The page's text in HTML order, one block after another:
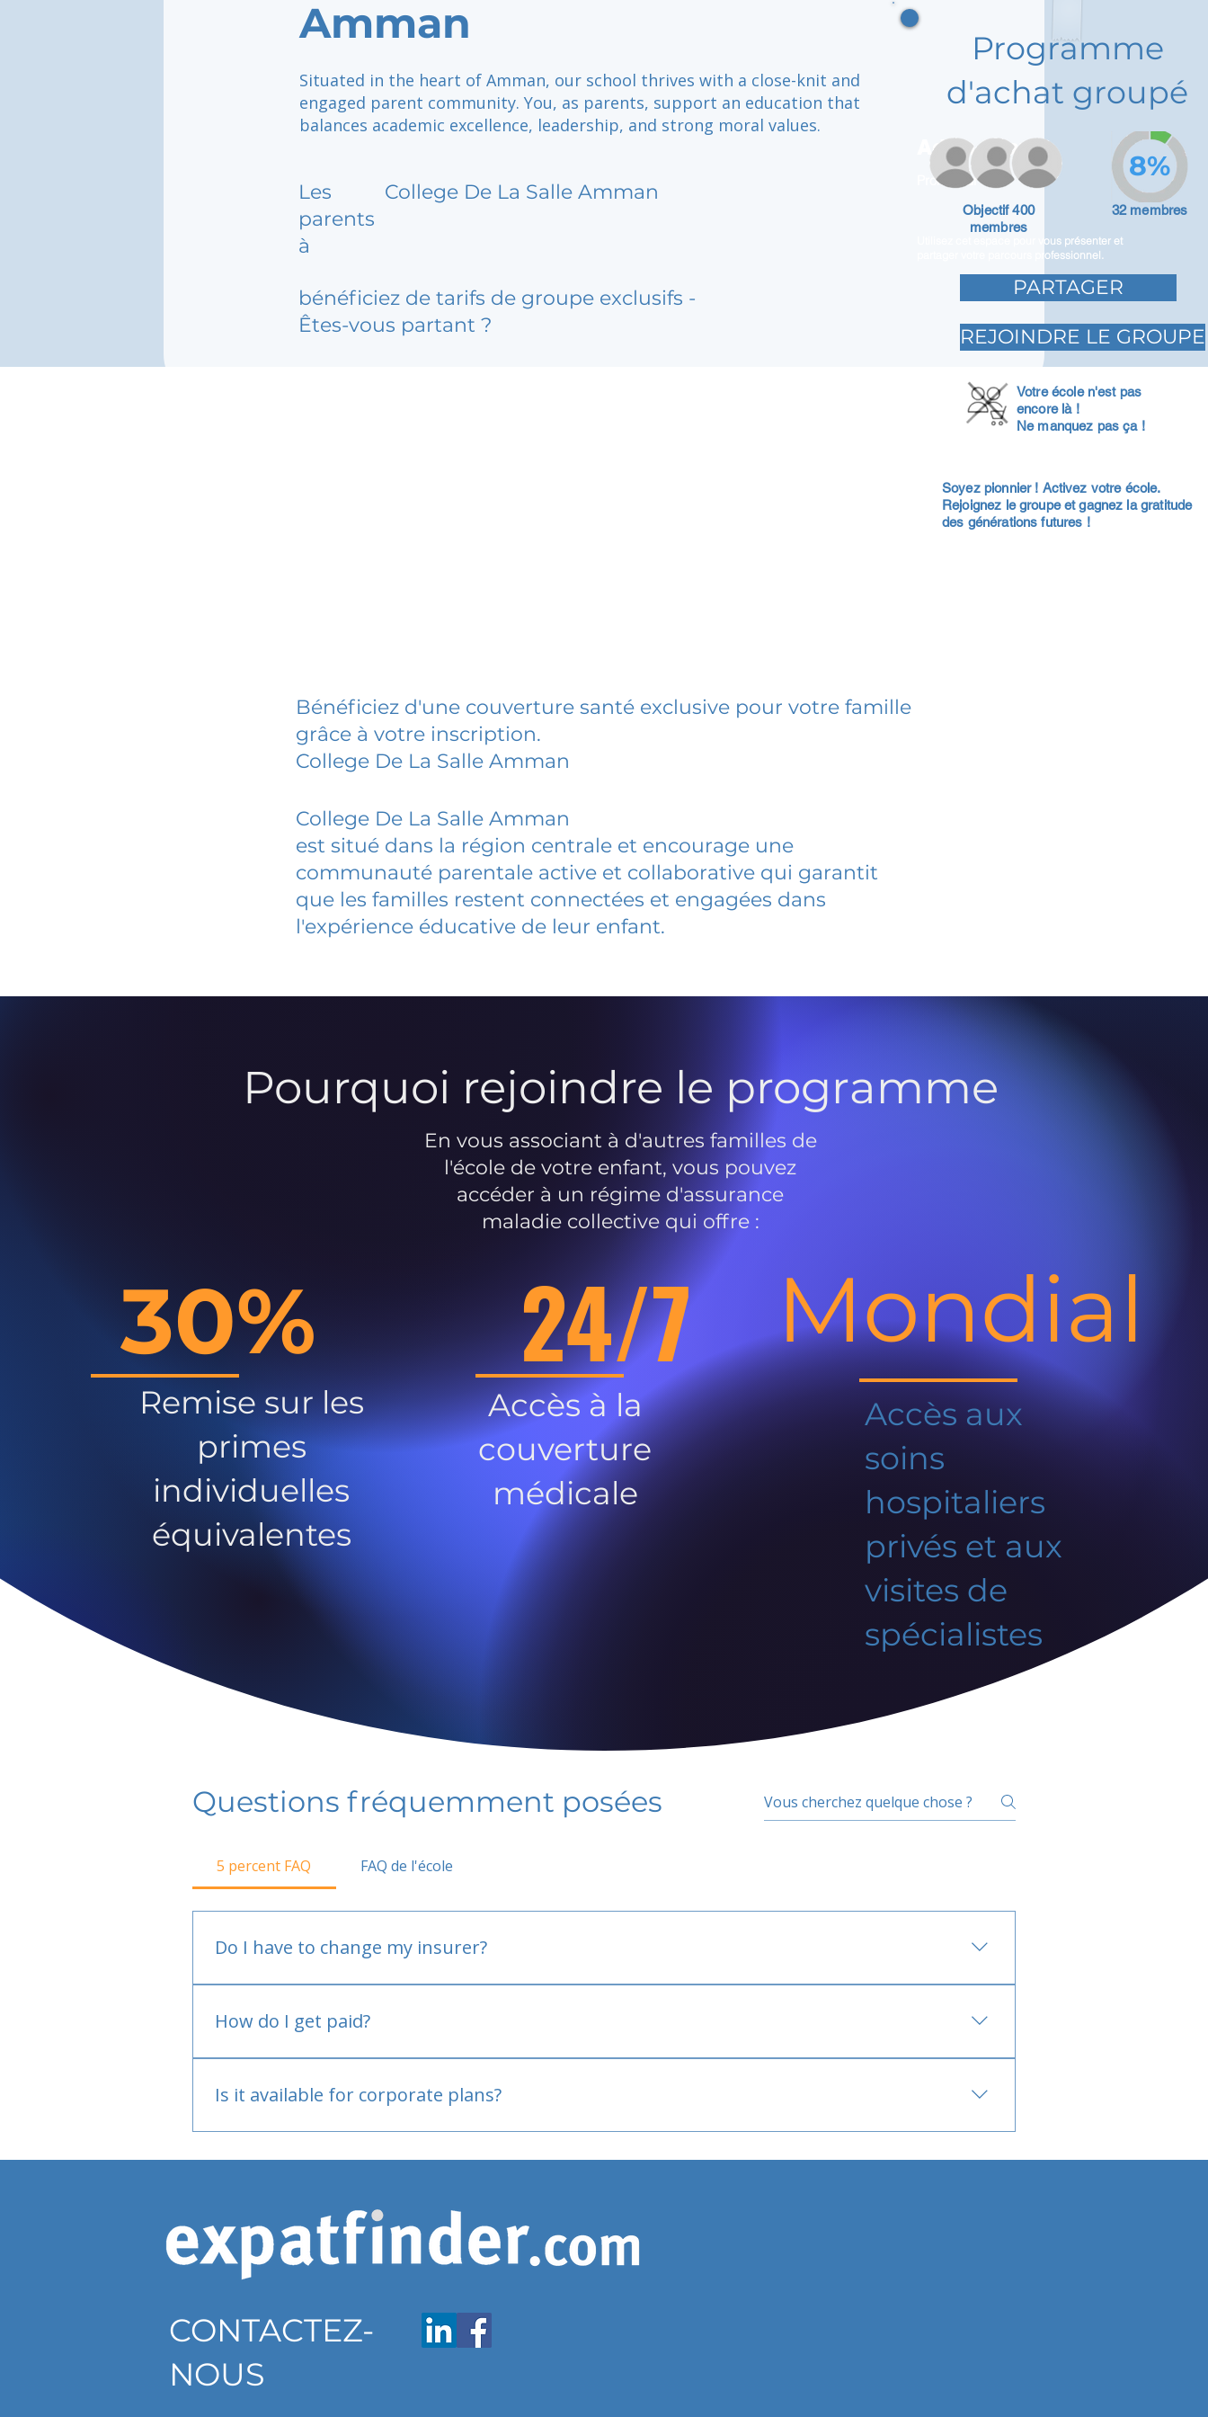
Amman
Situated in the heart of Amman, our school thrives with a close-knit and
engaged parent community. You, as parents, support an education that
balances academic excellence, leadership, and strong moral values.
Les
parents
à
College De La Salle Amman
bénéficiez de tarifs de groupe exclusifs -
Êtes-vous partant ?
Adam Caar
Promoteur
Utilisez cet espace pour vous présenter et
partager votre parcours professionnel.
Programme
d'achat groupé
Objectif 400
membres
32 membres
8%
PARTAGER
REJOINDRE LE GROUPE
Votre école n'est pas
encore là !
Ne manquez pas ça !
Soyez pionnier ! Activez votre école.
Rejoignez le groupe et gagnez la gratitude
des générations futures !
Bénéficiez d'une couverture santé exclusive pour votre famille
grâce à votre inscription.
College De La Salle Amman
College De La Salle Amman
est situé dans la région centrale et encourage une
communauté parentale active et collaborative qui garantit
que les familles restent connectées et engagées dans
l'expérience éducative de leur enfant.
Pourquoi rejoindre le programme
En vous associant à d'autres familles de
l'école de votre enfant, vous pouvez
accéder à un régime d'assurance
maladie collective qui offre :
30%
Remise sur les
primes
individuelles
équivalentes
24/7
Accès à la
couverture
médicale
Mondial
Accès aux
soins
hospitaliers
privés et aux
visites de
spécialistes
Questions fréquemment posées
5 percent FAQ FAQ de l'école
Do I have to change my insurer?
How do I get paid?
Is it available for corporate plans?
CONTACTEZ-
NOUS